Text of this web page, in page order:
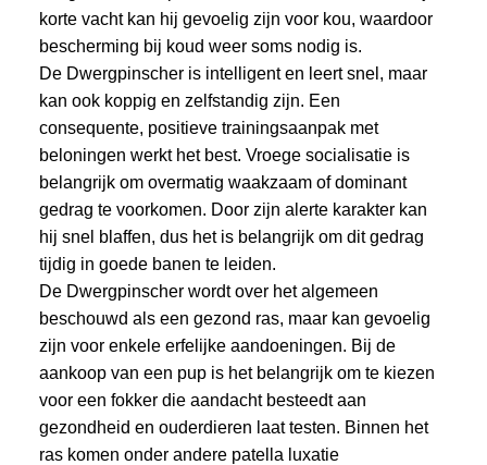
korte vacht kan hij gevoelig zijn voor kou, waardoor
bescherming bij koud weer soms nodig is.
De Dwergpinscher is intelligent en leert snel, maar
kan ook koppig en zelfstandig zijn. Een
consequente, positieve trainingsaanpak met
beloningen werkt het best. Vroege socialisatie is
belangrijk om overmatig waakzaam of dominant
gedrag te voorkomen. Door zijn alerte karakter kan
hij snel blaffen, dus het is belangrijk om dit gedrag
tijdig in goede banen te leiden.
De Dwergpinscher wordt over het algemeen
beschouwd als een gezond ras, maar kan gevoelig
zijn voor enkele erfelijke aandoeningen. Bij de
aankoop van een pup is het belangrijk om te kiezen
voor een fokker die aandacht besteedt aan
gezondheid en ouderdieren laat testen. Binnen het
ras komen onder andere patella luxatie